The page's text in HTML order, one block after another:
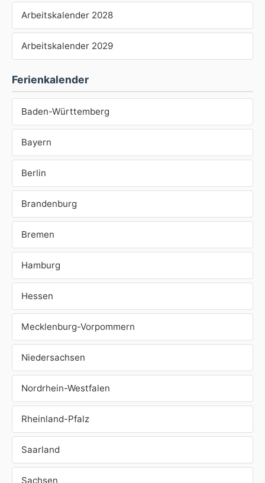
Arbeitskalender 2028
Arbeitskalender 2029
Ferienkalender
Baden-Württemberg
Bayern
Berlin
Brandenburg
Bremen
Hamburg
Hessen
Mecklenburg-Vorpommern
Niedersachsen
Nordrhein-Westfalen
Rheinland-Pfalz
Saarland
Sachsen